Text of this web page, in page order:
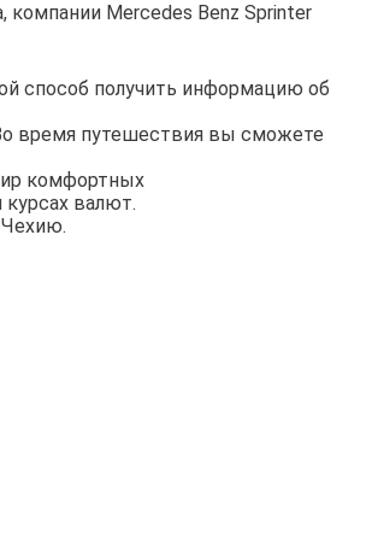
Mercedes Benz Sprinter
способ получить информацию об
время путешествия вы сможете
комфортных
валют.
Чехию.